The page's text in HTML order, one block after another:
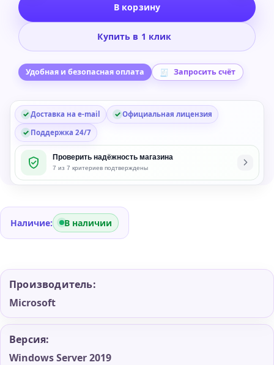
Microsoft
Server
2019
bit
Russian
DSP
OEI
DVD
В корзину
Купить в 1 клик
Удобная и безопасная оплата Запросить счёт
Доставка на e-mail
Официальная лицензия
Поддержка 24/7
Проверить надёжность магазина
7 из 7 критериев подтверждены
Наличие: В наличии
Производитель:
Microsoft
Версия:
Windows Server 2019